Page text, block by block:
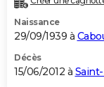
Naissance
29/09/1939 à
Décès
15/06/2012 à